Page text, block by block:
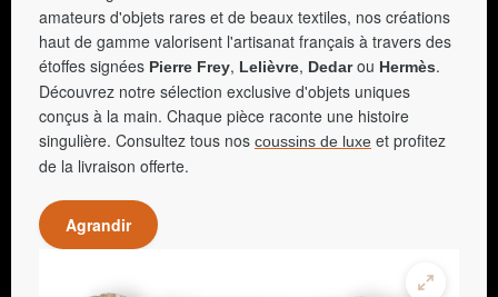
amateurs d'objets rares et de beaux textiles, nos créations
haut de gamme valorisent l'artisanat français à travers des
étoffes signées Pierre Frey, Lelièvre, Dedarou Hermès.
Découvrez notre sélection exclusive d'objets uniques
conçus à la main. Chaque pièce raconte une histoire
singulière. Consultez tous nos coussins de luxe et profitez
de la livraison offerte.
Agrandir